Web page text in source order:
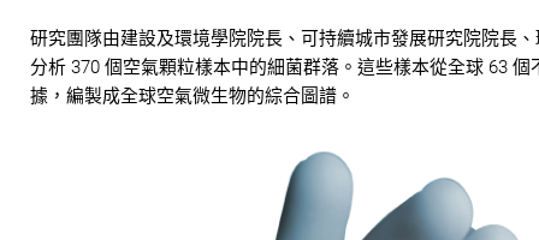
研究團隊由建設及環境學院院長、可持續城市發展研究院院長
分析 370 個空氣顆粒樣本中的細菌群落。這些樣本從全球 63
據，編製成全球空氣微生物的綜合圖譜。